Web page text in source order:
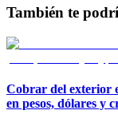
También te
Cobrar del exterior
en pesos, dólares y